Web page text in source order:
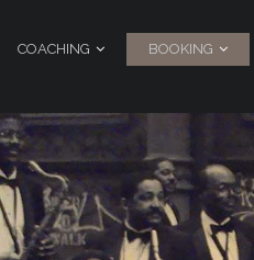
COACHING BOOKING